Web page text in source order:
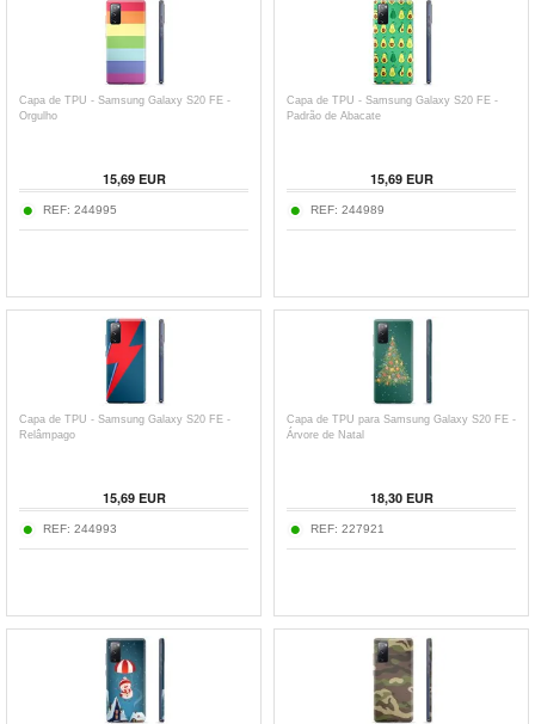
Capa de TPU - Samsung Galaxy S20 FE -
Orgulho
15,69EUR
REF: 244995
Capa de TPU - Samsung Galaxy S20 FE -
Padrão de Abacate
15,69EUR
REF: 244989
Capa de TPU - Samsung Galaxy S20 FE -
Relâmpago
15,69EUR
REF: 244993
Capa de TPU para Samsung Galaxy S20 FE -
Árvore de Natal
18,30EUR
REF: 227921